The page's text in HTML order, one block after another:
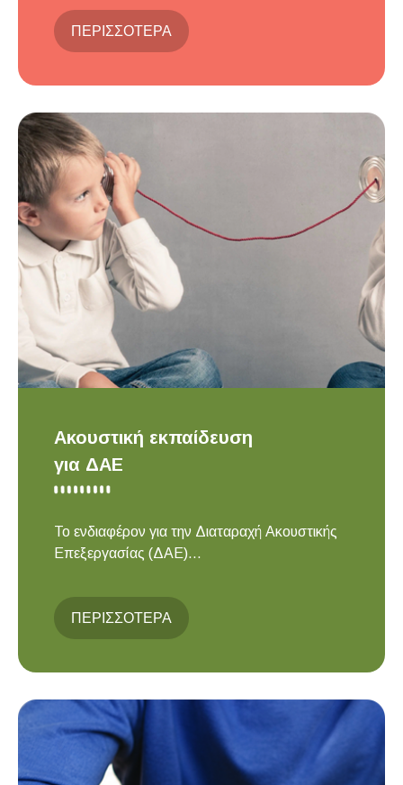
ΠΕΡΙΣΣΟΤΕΡΑ
Ακουστική εκπαίδευση
για ΔΑΕ
Το ενδιαφέρον για την Διαταραχή Ακουστικής
Επεξεργασίας (ΔΑΕ)...
ΠΕΡΙΣΣΟΤΕΡΑ